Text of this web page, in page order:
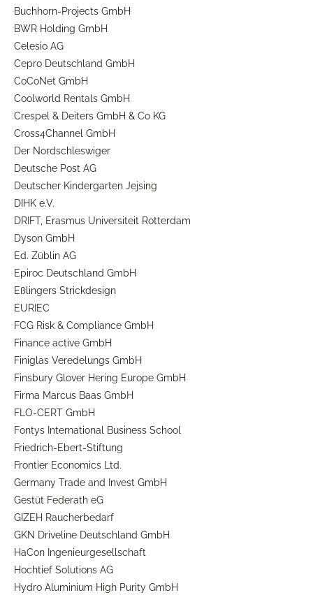
Buchhorn-Projects GmbH
BWR Holding GmbH
Celesio AG
Cepro Deutschland GmbH
CoCoNet GmbH
Coolworld Rentals GmbH
Crespel & Deiters GmbH & Co KG
Cross4Channel GmbH
Der Nordschleswiger
Deutsche Post AG
Deutscher Kindergarten Jejsing
DIHK e.V.
DRIFT, Erasmus Universiteit Rotterdam
Dyson GmbH
Ed. Züblin AG
Epiroc Deutschland GmbH
Eßlingers Strickdesign
EURIEC
FCG Risk & Compliance GmbH
Finance active GmbH
Finiglas Veredelungs GmbH
Finsbury Glover Hering Europe GmbH
Firma Marcus Baas GmbH
FLO-CERT GmbH
Fontys International Business School
Friedrich-Ebert-Stiftung
Frontier Economics Ltd.
Germany Trade and Invest GmbH
Gestüt Federath eG
GIZEH Raucherbedarf
GKN Driveline Deutschland GmbH
HaCon Ingenieurgesellschaft
Hochtief Solutions AG
Hydro Aluminium High Purity GmbH